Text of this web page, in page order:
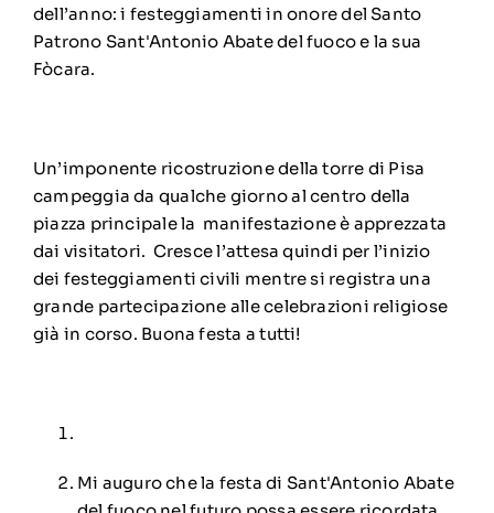
dell’anno: i festeggiamenti in onore del Santo
Patrono Sant'Antonio Abate del fuoco e la sua
Fòcara.
Un’imponente ricostruzione della torre di Pisa
campeggia da qualche giorno al centro della
piazza principale la manifestazione è apprezzata
dai visitatori. Cresce l’attesa quindi per l’inizio
dei festeggiamenti civili mentre si registra una
grande partecipazione alle celebrazioni religiose
già in corso. Buona festa a tutti!
Mi auguro che la festa di Sant'Antonio Abate